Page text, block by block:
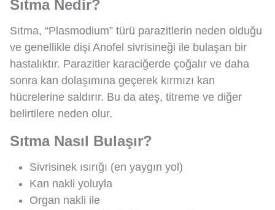
Sıtma Nedir?
Sıtma, “Plasmodium” türü parazitlerin neden olduğu
ve genellikle dişi Anofel sivrisineği ile bulaşan bir
hastalıktır. Parazitler karaciğerde çoğalır ve daha
sonra kan dolaşımına geçerek kırmızı kan
hücrelerine saldırır. Bu da ateş, titreme ve diğer
belirtilere neden olur.
Sıtma Nasıl Bulaşır?
Sivrisinek ısırığı (en yaygın yol)
Kan nakli yoluyla
Organ nakli ile